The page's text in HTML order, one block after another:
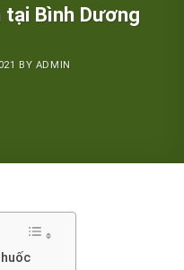
Bình Dương
BY ADMIN